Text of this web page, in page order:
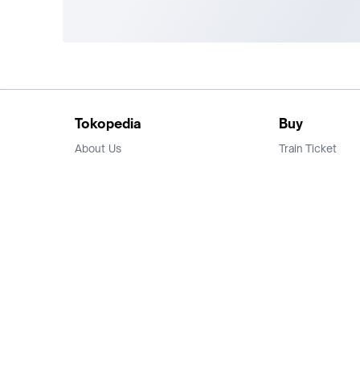
Tokopedia
About Us
Buy
Train Ticket